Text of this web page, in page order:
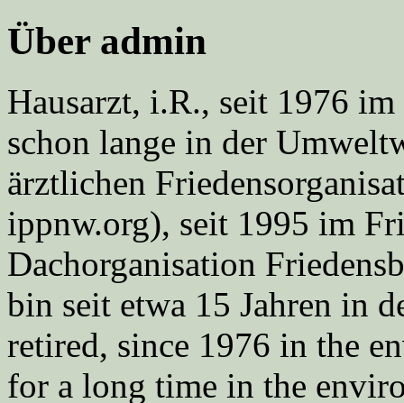
Über admin
Hausarzt, i.R., seit 1976
schon lange in der
ärztlichen
ippnw.org), seit 1995 im
Dachorganisation
bin seit etwa 15 Jahren in
retired, since 1976 in the
for a long time in the